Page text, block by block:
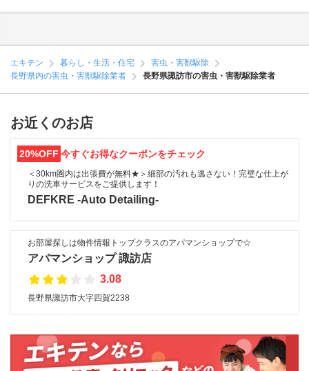
エキテン 暮らし・生活・住宅
害虫・害獣駆除
長野県内の害虫・害獣駆除業者
長野県諏訪市の害虫・害獣駆除業者
お近くのお店
20%OFF 今すぐお得なクーポンをチェック
＜30km圏内は出張費が無料★＞細部の汚れも逃さない！完璧な仕上が
りの洗車サービスをご提供します！
DEFKRE -Auto Detailing-
お部屋探しは物件情報トップクラスのアパマンショップで☆
アパマンショップ 諏訪店
3.08
長野県諏訪市大字四賀2238